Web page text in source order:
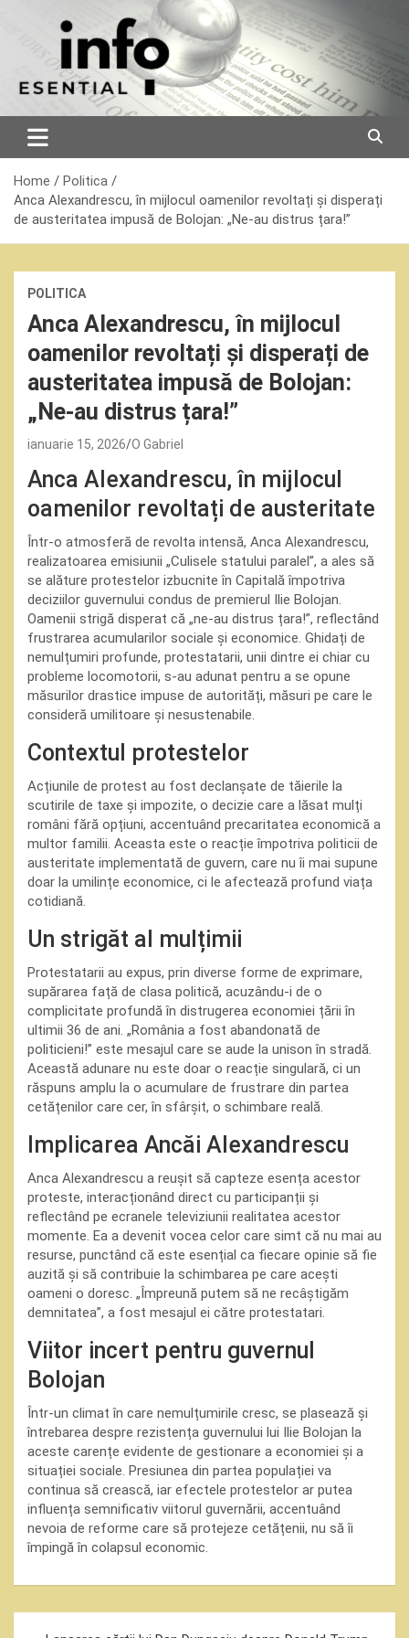
Home
Politica
Anca Alexandrescu, în mijlocul oamenilor revoltați și disperați
de austeritatea impusă de Bolojan: „Ne-au distrus țara!”
POLITICA
Anca Alexandrescu, în mijlocul
oamenilor revoltați și disperați de
austeritatea impusă de Bolojan:
„Ne-au distrus țara!”
ianuarie 15, 2026 O Gabriel
Anca Alexandrescu, în mijlocul
oamenilor revoltați de austeritate
Într-o atmosferă de revolta intensă, Anca Alexandrescu,
realizatoarea emisiunii „Culisele statului paralel”, a ales să
se alăture protestelor izbucnite în Capitală împotriva
deciziilor guvernului condus de premierul Ilie Bolojan.
Oamenii strigă disperat că „ne-au distrus țara!”, reflectând
frustrarea acumularilor sociale și economice. Ghidați de
nemulțumiri profunde, protestatarii, unii dintre ei chiar cu
probleme locomotorii, s-au adunat pentru a se opune
măsurilor drastice impuse de autorități, măsuri pe care le
consideră umilitoare și nesustenabile.
Contextul protestelor
Acțiunile de protest au fost declanșate de tăierile la
scutirile de taxe și impozite, o decizie care a lăsat mulți
români fără opțiuni, accentuând precaritatea economică a
multor familii. Aceasta este o reacție împotriva politicii de
austeritate implementată de guvern, care nu îi mai supune
doar la umilințe economice, ci le afectează profund viața
cotidiană.
Un strigăt al mulțimii
Protestatarii au expus, prin diverse forme de exprimare,
supărarea față de clasa politică, acuzându-i de o
complicitate profundă în distrugerea economiei țării în
ultimii 36 de ani. „România a fost abandonată de
politicieni!” este mesajul care se aude la unison în stradă.
Această adunare nu este doar o reacție singulară, ci un
răspuns amplu la o acumulare de frustrare din partea
cetățenilor care cer, în sfârșit, o schimbare reală.
Implicarea Ancăi Alexandrescu
Anca Alexandrescu a reușit să capteze esența acestor
proteste, interacționând direct cu participanții și
reflectând pe ecranele televiziunii realitatea acestor
momente. Ea a devenit vocea celor care simt că nu mai au
resurse, punctând că este esențial ca fiecare opinie să fie
auzită și să contribuie la schimbarea pe care acești
oameni o doresc. „Împreună putem să ne recâștigăm
demnitatea”, a fost mesajul ei către protestatari.
Viitor incert pentru guvernul
Bolojan
Într-un climat în care nemulțumirile cresc, se plasează și
întrebarea despre rezistența guvernului lui Ilie Bolojan la
aceste carențe evidente de gestionare a economiei și a
situației sociale. Presiunea din partea populației va
continua să crească, iar efectele protestelor ar putea
influența semnificativ viitorul guvernării, accentuând
nevoia de reforme care să protejeze cetățenii, nu să îi
împingă în colapsul economic.